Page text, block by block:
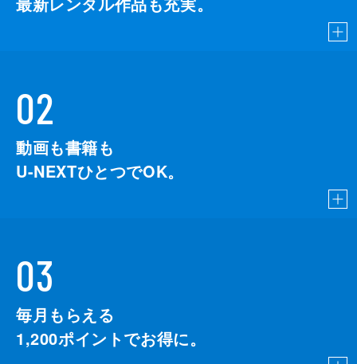
02
動画も書籍も
U-NEXTひとつでOK。
03
毎月もらえる
1,200ポイントでお得に。